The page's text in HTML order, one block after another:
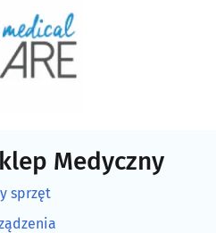
Medyczny
sprzęt